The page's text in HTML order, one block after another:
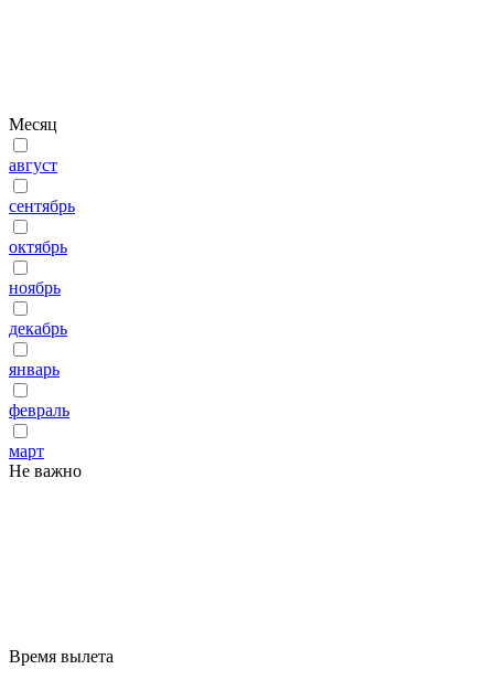
Месяц
август
сентябрь
октябрь
ноябрь
декабрь
январь
февраль
март
Не важно
Время вылета